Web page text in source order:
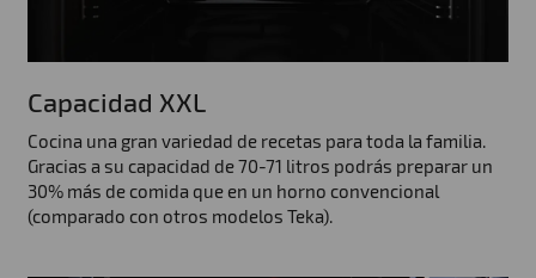
Capacidad XXL
Cocina una gran variedad de recetas para toda la familia.
Gracias a su capacidad de 70-71 litros podrás preparar un
30% más de comida que en un horno convencional
(comparado con otros modelos Teka).